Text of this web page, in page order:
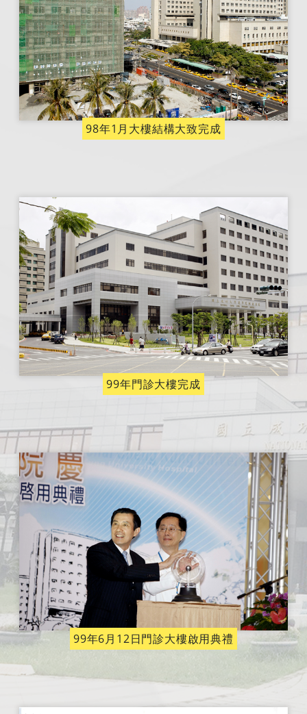
98年1月大樓結構大致完成
99年門診大樓完成
99年6月12日門診大樓啟用典禮